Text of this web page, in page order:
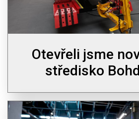
Otevřeli jsme
středisko